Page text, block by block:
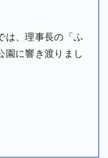
は、理事長の「ふ
園に響き渡りまし